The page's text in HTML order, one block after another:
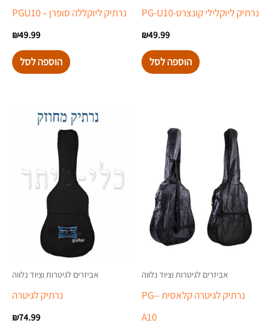
נרתיק ליוקלילי קונצרט-PG-U10
₪49.99
הוספה לסל
נרתיק ליוקללה סופרן – PGU10
₪49.99
הוספה לסל
אביזרים לגיטרות וציוד נלווה
נרתיק לגיטרה קלאסית -PG-
A10
אביזרים לגיטרות וציוד נלווה
נרתיק לגיטרה
₪74.99